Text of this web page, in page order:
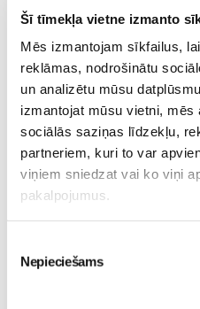
Šī tīmekļa vietne izmanto
Mēs izmantojam sīkfailus,
reklāmas, nodrošinātu
un analizētu mūsu
izmantojat mūsu vietni,
sociālās saziņas līdzekļu,
partneriem, kuri to var
viņiem sniedzat vai ko viņi
pakalpojumus.
izvēle
Nepieciešams
ACIDUM BENZOICUM
spilgākā pazīme, kas
smarža, urīnam raksturīga
pievērst uzmanību dažādām
paskatīšanās vien uz ko
enurēze.
CALCAREA CARBONICA
piemērots bērniem ar
bālu ādu gluži kā nokrāsotu
kalcija karbonātu.
izdalīšanās uz galvas,